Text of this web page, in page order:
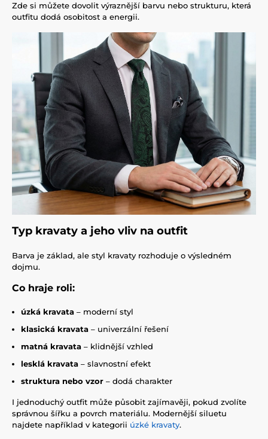
Zde si můžete dovolit výraznější barvu nebo strukturu, která
outfitu dodá osobitost a energii.
Typ kravaty a jeho vliv na outfit
Barva je základ, ale styl kravaty rozhoduje o výsledném
dojmu.
Co hraje roli:
úzká kravata – moderní styl
klasická kravata – univerzální řešení
matná kravata – klidnější vzhled
lesklá kravata – slavnostní efekt
struktura nebo vzor – dodá charakter
I jednoduchý outfit může působit zajímavěji, pokud zvolíte
správnou šířku a povrch materiálu. Modernější siluetu
najdete například v kategorii úzké kravaty.